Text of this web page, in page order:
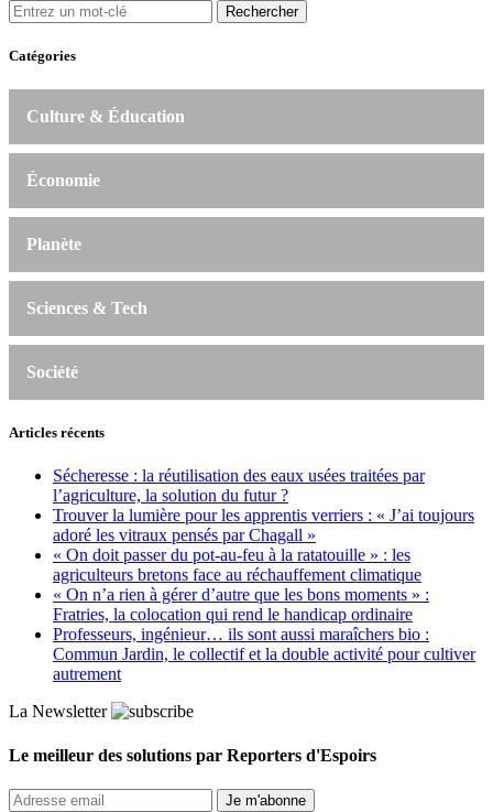
Rechercher
Catégories
Culture & Éducation
Économie
Planète
Sciences & Tech
Société
Articles récents
Sécheresse : la réutilisation des eaux usées traitées par
l’agriculture, la solution du futur ?
Trouver la lumière pour les apprentis verriers : « J’ai toujours
adoré les vitraux pensés par Chagall »
« On doit passer du pot-au-feu à la ratatouille » : les
agriculteurs bretons face au réchauffement climatique
« On n’a rien à gérer d’autre que les bons moments » :
Fratries, la colocation qui rend le handicap ordinaire
Professeurs, ingénieur… ils sont aussi maraîchers bio :
Commun Jardin, le collectif et la double activité pour cultiver
autrement
La Newsletter
Le meilleur des solutions par Reporters d'Espoirs